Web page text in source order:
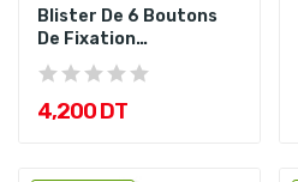
Blister De 6 Boutons
De Fixation
Magnétique...
4,200 DT